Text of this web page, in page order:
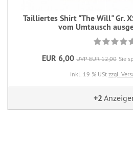
Tailliertes Shirt "The Will" Gr.
vom Umtausch
EUR 6,00 UVP EUR 12,00 Sie
inkl. 19 % USt zzgl.
+2